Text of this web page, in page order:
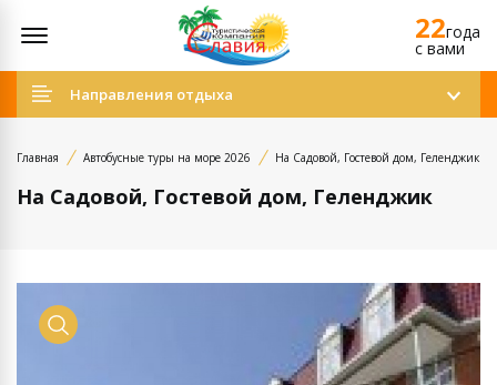
22года
c вами
Направления отдыха
Главная Автобусные туры на море 2026 На Садовой, Гостевой дом, Геленджик
На Садовой, Гостевой дом, Геленджик
Просмотр